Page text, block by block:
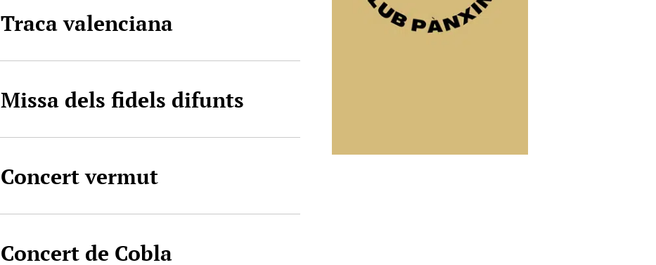
Traca valenciana
Missa dels fidels difunts
Concert vermut
Concert de Cobla